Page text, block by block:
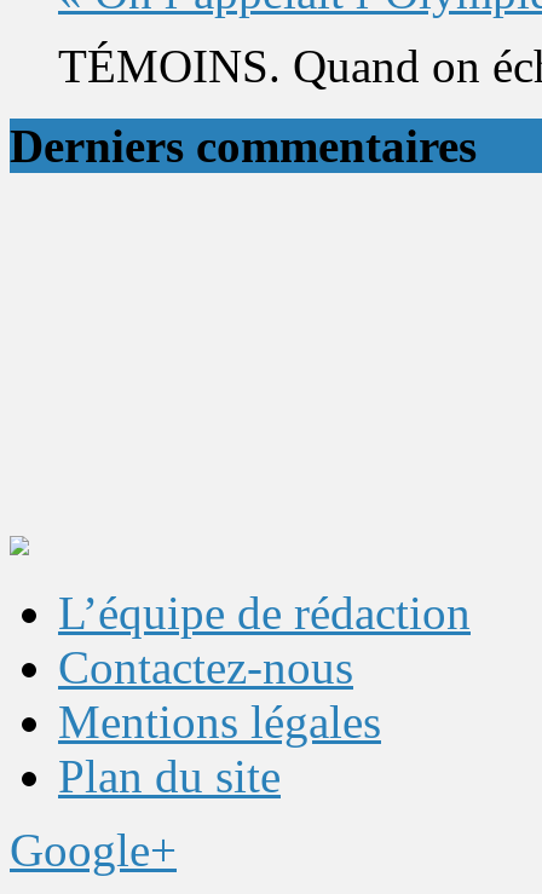
TÉMOINS. Quand on
Derniers commentaires
L’équipe de rédaction
Contactez-nous
Mentions légales
Plan du site
Google+